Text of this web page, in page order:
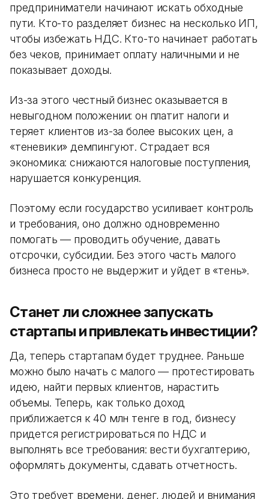
предприниматели начинают искать обходные
пути. Кто-то разделяет бизнес на несколько ИП,
чтобы избежать НДС. Кто-то начинает работать
без чеков, принимает оплату наличными и не
показывает доходы.
Из-за этого честный бизнес оказывается в
невыгодном положении: он платит налоги и
теряет клиентов из-за более высоких цен, а
«теневики» демпингуют. Страдает вся
экономика: снижаются налоговые поступления,
нарушается конкуренция.
Поэтому если государство усиливает контроль
и требования, оно должно одновременно
помогать — проводить обучение, давать
отсрочки, субсидии. Без этого часть малого
бизнеса просто не выдержит и уйдет в «тень».
Станет ли сложнее запускать
стартапы и привлекать инвестиции?
Да, теперь стартапам будет труднее. Раньше
можно было начать с малого — протестировать
идею, найти первых клиентов, нарастить
объемы. Теперь, как только доход
приближается к 40 млн тенге в год, бизнесу
придется регистрироваться по НДС и
выполнять все требования: вести бухгалтерию,
оформлять документы, сдавать отчетность.
Это требует времени, денег, людей и внимания